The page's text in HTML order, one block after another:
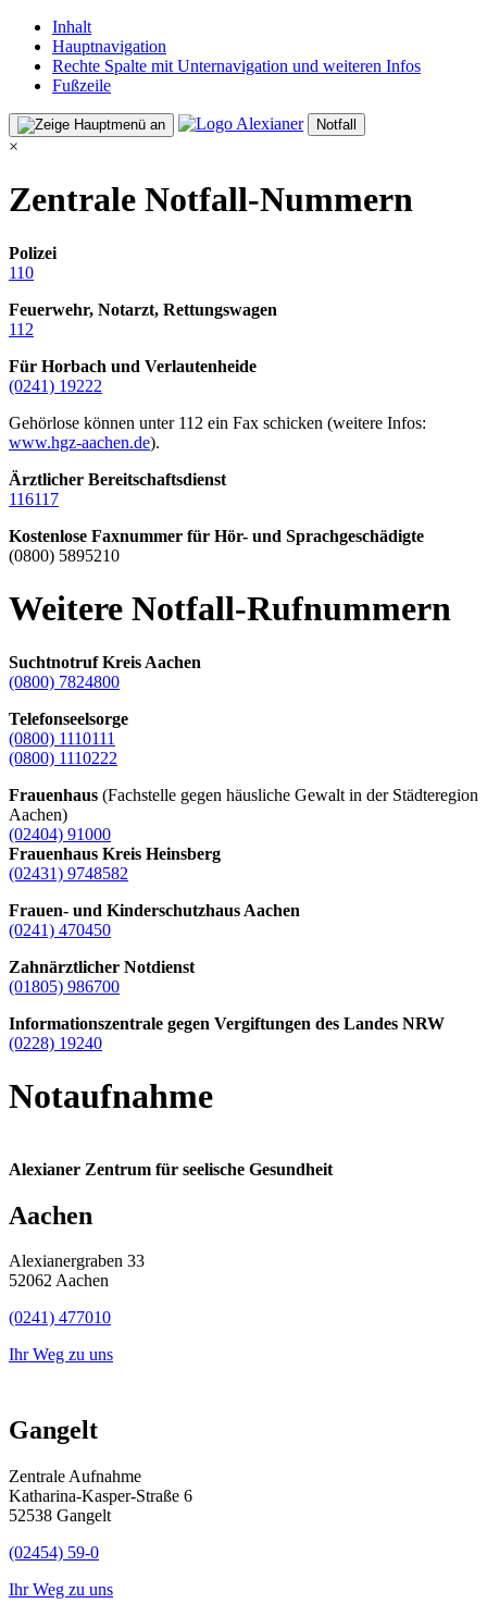
Inhalt
Hauptnavigation
Rechte Spalte mit Unternavigation und weiteren Infos
Fußzeile
Notfall
×
Zentrale Notfall-Nummern
Polizei
110
Feuerwehr, Notarzt, Rettungswagen
112
Für Horbach und Verlautenheide
(0241) 19222
Gehörlose können unter 112 ein Fax schicken (weitere Infos:
www.hgz-aachen.de).
Ärztlicher Bereitschaftsdienst
116117
Kostenlose Faxnummer für Hör- und Sprachgeschädigte
(0800) 5895210
Weitere Notfall-Rufnummern
Suchtnotruf Kreis Aachen
(0800) 7824800
Telefonseelsorge
(0800) 1110111
(0800) 1110222
Frauenhaus (Fachstelle gegen häusliche Gewalt in der Städteregion
Aachen)
(02404) 91000
Frauenhaus Kreis Heinsberg
(02431) 9748582
Frauen- und Kinderschutzhaus Aachen
(0241) 470450
Zahnärztlicher Notdienst
(01805) 986700
Informationszentrale gegen Vergiftungen des Landes NRW
(0228) 19240
Notaufnahme
Alexianer Zentrum für seelische Gesundheit
Aachen
Alexianergraben 33
52062 Aachen
(0241) 477010
Ihr Weg zu uns
Gangelt
Zentrale Aufnahme
Katharina-Kasper-Straße 6
52538 Gangelt
(02454) 59-0
Ihr Weg zu uns